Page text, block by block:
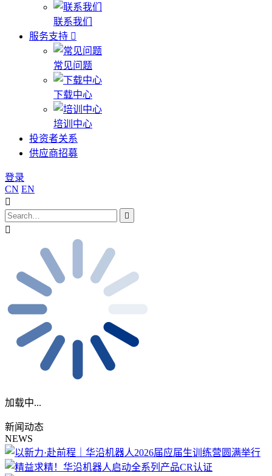
联系我们
服务支持
常见问题
下载中心
培训中心
投资者关系
供应商招募
登录
CN EN
加载中...
新闻动态
NEWS